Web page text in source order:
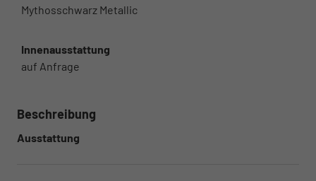
Mythosschwarz Metallic
Innenausstattung
auf Anfrage
Beschreibung
Ausstattung